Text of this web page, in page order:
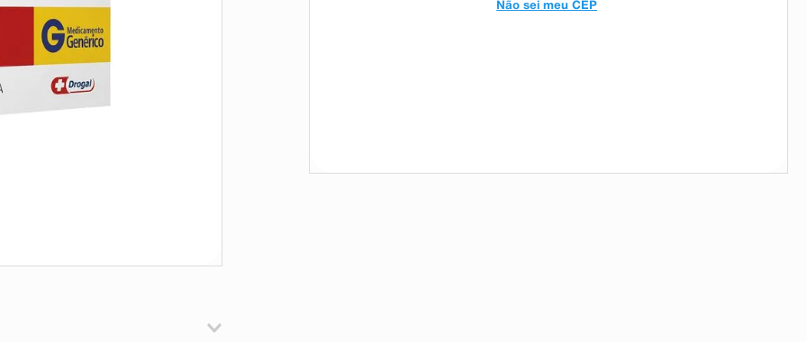
Não sei meu CEP